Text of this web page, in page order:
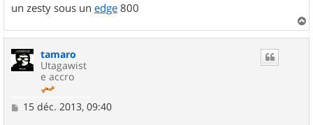
un zesty sous un edge 800
a
tamaro
Utagawist
e accro
M15 déc. 2013, 09:40